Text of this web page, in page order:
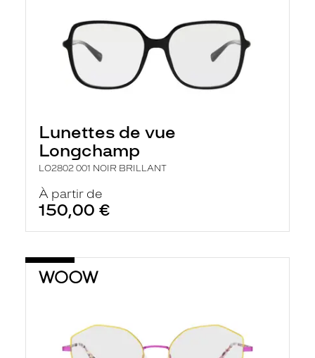
Lunettes de vue
Longchamp
LO2802 001 NOIR BRILLANT
À partir de
150,00 €